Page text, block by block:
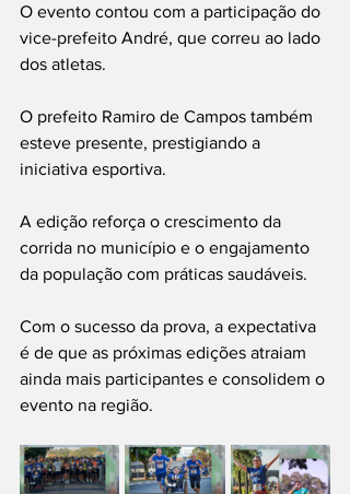
O evento contou com a participação do
vice-prefeito André, que correu ao lado
dos atletas.
O prefeito Ramiro de Campos também
esteve presente, prestigiando a
iniciativa esportiva.
A edição reforça o crescimento da
corrida no município e o engajamento
da população com práticas saudáveis.
Com o sucesso da prova, a expectativa
é de que as próximas edições atraiam
ainda mais participantes e consolidem o
evento na região.